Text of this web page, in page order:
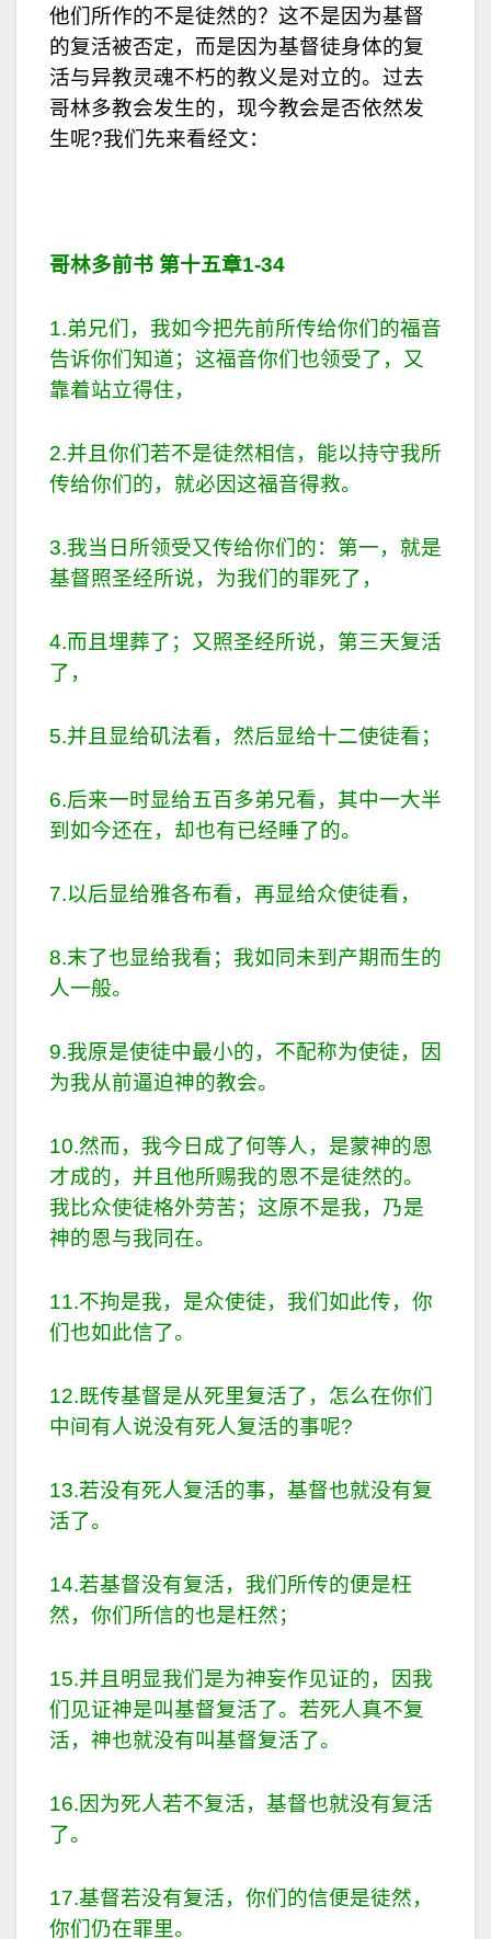
他们所作的不是徒然的？这不是因为基督
的复活被否定，而是因为基督徒身体的复
活与异教灵魂不朽的教义是对立的。过去
哥林多教会发生的，现今教会是否依然发
生呢?我们先来看经文：
哥林多前书 第十五章1-34
1.弟兄们，我如今把先前所传给你们的福音
告诉你们知道；这福音你们也领受了，又
靠着站立得住，
2.并且你们若不是徒然相信，能以持守我所
传给你们的，就必因这福音得救。
3.我当日所领受又传给你们的：第一，就是
基督照圣经所说，为我们的罪死了，
4.而且埋葬了；又照圣经所说，第三天复活
了，
5.并且显给矶法看，然后显给十二使徒看；
6.后来一时显给五百多弟兄看，其中一大半
到如今还在，却也有已经睡了的。
7.以后显给雅各布看，再显给众使徒看，
8.末了也显给我看；我如同未到产期而生的
人一般。
9.我原是使徒中最小的，不配称为使徒，因
为我从前逼迫神的教会。
10.然而，我今日成了何等人，是蒙神的恩
才成的，并且他所赐我的恩不是徒然的。
我比众使徒格外劳苦；这原不是我，乃是
神的恩与我同在。
11.不拘是我，是众使徒，我们如此传，你
们也如此信了。
12.既传基督是从死里复活了，怎么在你们
中间有人说没有死人复活的事呢?
13.若没有死人复活的事，基督也就没有复
活了。
14.若基督没有复活，我们所传的便是枉
然，你们所信的也是枉然；
15.并且明显我们是为神妄作见证的，因我
们见证神是叫基督复活了。若死人真不复
活，神也就没有叫基督复活了。
16.因为死人若不复活，基督也就没有复活
了。
17.基督若没有复活，你们的信便是徒然，
你们仍在罪里。